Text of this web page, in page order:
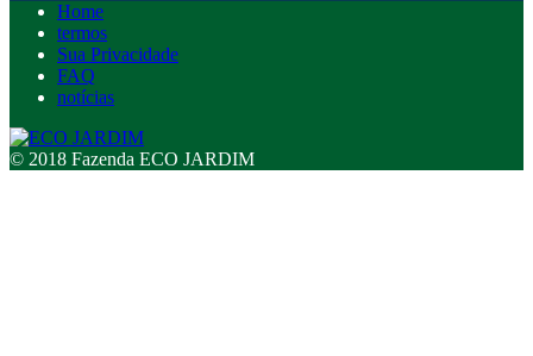
Home
termos
Sua Privacidade
FAQ
notícias
© 2018 Fazenda ECO JARDIM